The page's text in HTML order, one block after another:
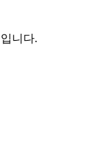
니다.